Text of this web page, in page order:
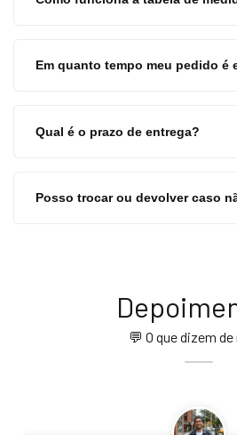
Em quanto tempo meu pedido é
Qual é o prazo de entrega?
Posso trocar ou devolver caso
💬 O que dizem